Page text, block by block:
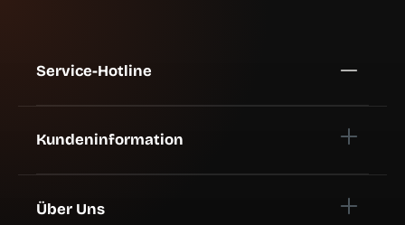
Service-Hotline
Kundeninformation
Über Uns